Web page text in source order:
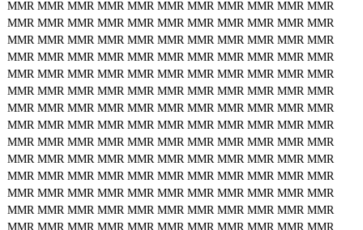
MMR MMR MMR MMR MMR MMR MMR MMR MMR MMR MMR
MMR MMR MMR MMR MMR MMR MMR MMR MMR MMR MMR
MMR MMR MMR MMR MMR MMR MMR MMR MMR MMR MMR
MMR MMR MMR MMR MMR MMR MMR MMR MMR MMR MMR
MMR MMR MMR MMR MMR MMR MMR MMR MMR MMR MMR
MMR MMR MMR MMR MMR MMR MMR MMR MMR MMR MMR
MMR MMR MMR MMR MMR MMR MMR MMR MMR MMR MMR
MMR MMR MMR MMR MMR MMR MMR MMR MMR MMR MMR
MMR MMR MMR MMR MMR MMR MMR MMR MMR MMR MMR
MMR MMR MMR MMR MMR MMR MMR MMR MMR MMR MMR
MMR MMR MMR MMR MMR MMR MMR MMR MMR MMR MMR
MMR MMR MMR MMR MMR MMR MMR MMR MMR MMR MMR
MMR MMR MMR MMR MMR MMR MMR MMR MMR MMR MMR
MMR MMR MMR MMR MMR MMR MMR MMR MMR MMR MMR